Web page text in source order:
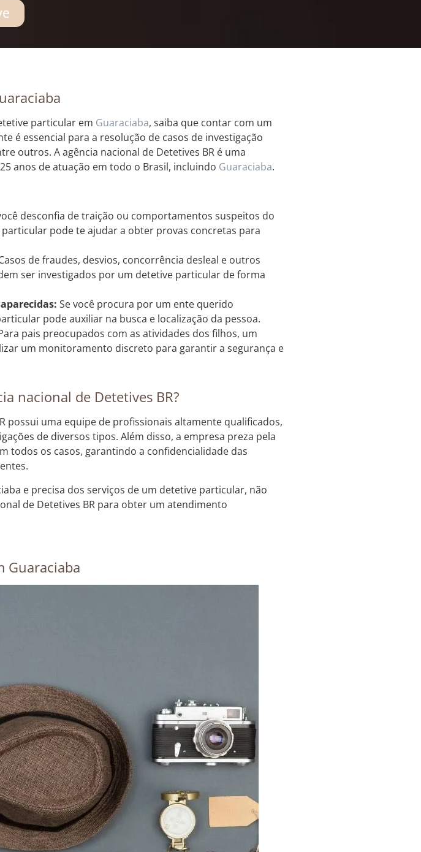
particular em Guaraciaba, saiba que contar com um
é essencial para a resolução de casos de investigação
outros. A agência nacional de Detetives BR é uma
anos de atuação em todo o Brasil, incluindo Guaraciaba.
desconfia de traição ou comportamentos suspeitos do
pode te ajudar a obter provas concretas para
de fraudes, desvios, concorrência desleal e outros
ser investigados por um detetive particular de forma
Se você procura por um ente querido
pode auxiliar na busca e localização da pessoa.
pais preocupados com as atividades dos filhos, um
um monitoramento discreto para garantir a segurança e
nacional de Detetives BR?
possui uma equipe de profissionais altamente qualificados,
de diversos tipos. Além disso, a empresa preza pela
todos os casos, garantindo a confidencialidade das
e precisa dos serviços de um detetive particular, não
de Detetives BR para obter um atendimento
Guaraciaba